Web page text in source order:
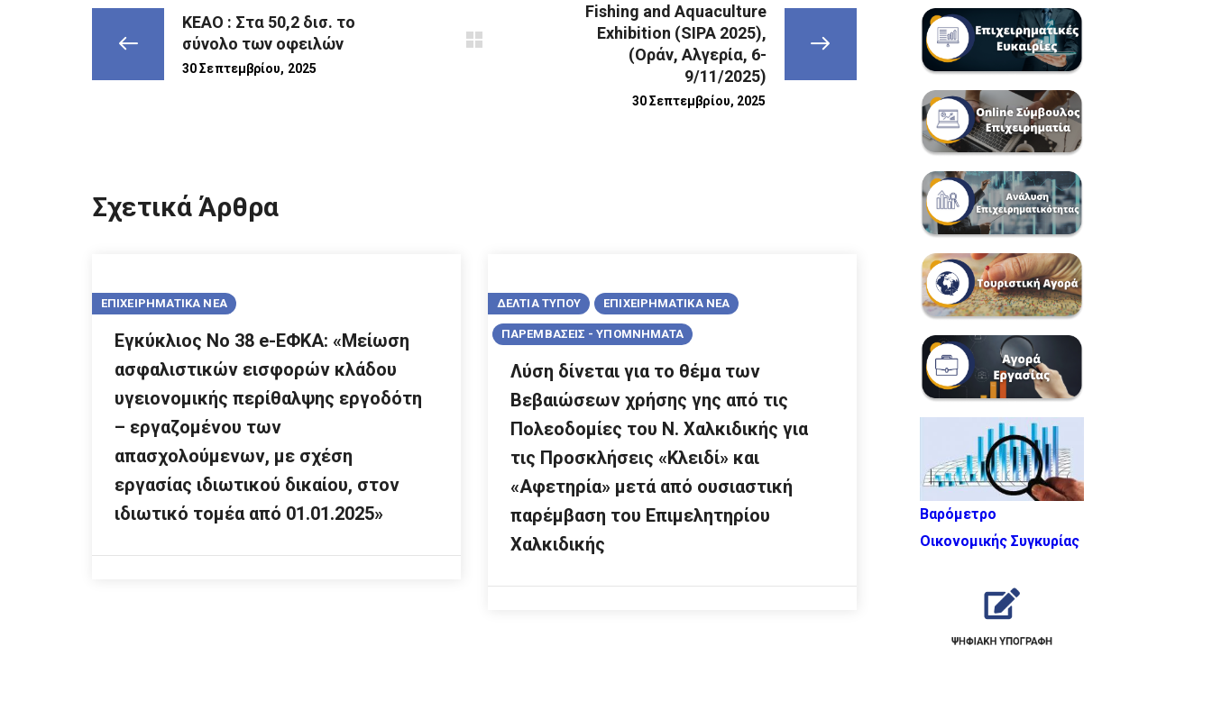
ΚΕΑΟ : Στα 50,2 δισ. το
σύνολο των οφειλών
30 Σεπτεμβρίου, 2025
Fishing and Aquaculture
Exhibition (SIPA 2025),
(Οράν, Αλγερία, 6-
9/11/2025)
30 Σεπτεμβρίου, 2025
Σχετικά Άρθρα
ΕΠΙΧΕΙΡΗΜΑΤΙΚΑ ΝΕΑ
Εγκύκλιος Νο 38 e-ΕΦΚΑ: «Μείωση
ασφαλιστικών εισφορών κλάδου
υγειονομικής περίθαλψης εργοδότη
– εργαζομένου των
απασχολούμενων, με σχέση
εργασίας ιδιωτικού δικαίου, στον
ιδιωτικό τομέα από 01.01.2025»
ΔΕΛΤΙΑ ΤΥΠΟΥ ΕΠΙΧΕΙΡΗΜΑΤΙΚΑ ΝΕΑ
ΠΑΡΕΜΒΑΣΕΙΣ - ΥΠΟΜΝΗΜΑΤΑ
Λύση δίνεται για το θέμα των
Βεβαιώσεων χρήσης γης από τις
Πολεοδομίες του Ν. Χαλκιδικής για
τις Προσκλήσεις «Κλειδί» και
«Αφετηρία» μετά από ουσιαστική
παρέμβαση του Επιμελητηρίου
Χαλκιδικής
Βαρόμετρο
Οικονομικής Συγκυρίας